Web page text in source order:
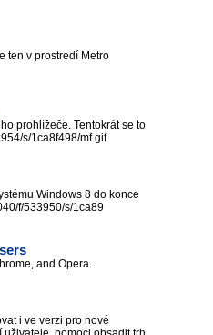
ten v prostredí Metro
prohlížeče. Tentokrát se to
s/1ca8f498/mf.gif
Windows 8 do konce
f/533950/s/1ca89
and Opera.
i ve verzi pro nové